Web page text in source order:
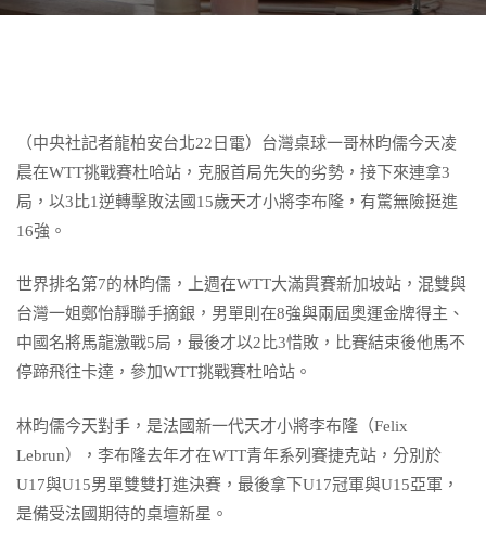
（中央社記者龍柏安台北22日電）台灣桌球一哥林昀儒今天凌
晨在WTT挑戰賽杜哈站，克服首局先失的劣勢，接下來連拿3
局，以3比1逆轉擊敗法國15歲天才小將李布隆，有驚無險挺進
16強。
世界排名第7的林昀儒，上週在WTT大滿貫賽新加坡站，混雙與
台灣一姐鄭怡靜聯手摘銀，男單則在8強與兩屆奧運金牌得主、
中國名將馬龍激戰5局，最後才以2比3惜敗，比賽結束後他馬不
停蹄飛往卡達，參加WTT挑戰賽杜哈站。
林昀儒今天對手，是法國新一代天才小將李布隆（Felix
Lebrun），李布隆去年才在WTT青年系列賽捷克站，分別於
U17與U15男單雙雙打進決賽，最後拿下U17冠軍與U15亞軍，
是備受法國期待的桌壇新星。